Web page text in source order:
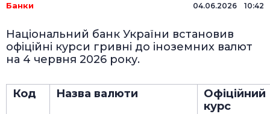
Банки 04.06.2026 10:42
Національний банк України встановив
офіційні курси гривні до іноземних валют
на 4 червня 2026 року.
Код Назва валюти
Офіційний
курс